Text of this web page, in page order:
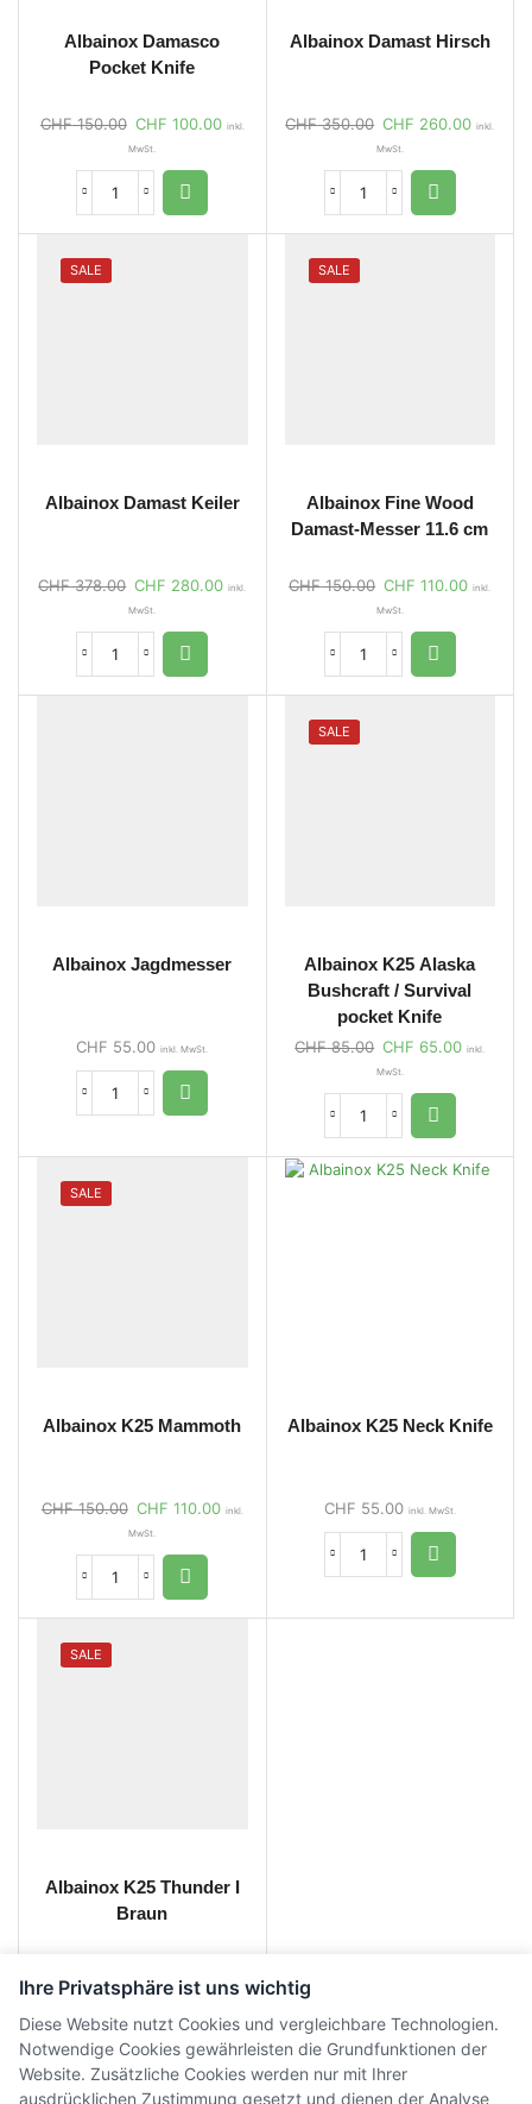
Albainox Damasco
Pocket Knife
CHF150.00 CHF 100.00 inkl.
MwSt.
Albainox Damast Hirsch
CHF350.00 CHF 260.00 inkl.
MwSt.
SALE
Albainox Damast Keiler
CHF378.00 CHF 280.00 inkl.
MwSt.
SALE
Albainox Fine Wood
Damast-Messer 11.6 cm
CHF150.00 CHF 110.00 inkl.
MwSt.
Albainox Jagdmesser
CHF 55.00 inkl. MwSt.
SALE
Albainox K25 Alaska
Bushcraft / Survival
pocket Knife
CHF85.00 CHF 65.00 inkl.
MwSt.
SALE
Albainox K25 Mammoth
CHF150.00 CHF 110.00 inkl.
MwSt.
Albainox K25 Neck Knife
CHF 55.00 inkl. MwSt.
SALE
Albainox K25 Thunder I
Braun
MwSt.
Ihre Privatsphäre ist uns wichtig
Diese Website nutzt Cookies und vergleichbare Technologien.
Notwendige Cookies gewährleisten die Grundfunktionen der
Website. Zusätzliche Cookies werden nur mit Ihrer
ausdrücklichen Zustimmung gesetzt und dienen der Analyse